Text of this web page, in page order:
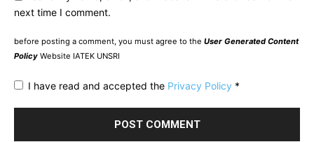
next time I comment.
before posting a comment, you must agree to the User Generated Content
Policy Website IATEK UNSRI
I have read and accepted the Privacy Policy *